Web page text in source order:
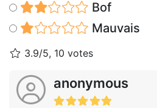
Bof
Mauvais
3.9/5, 10 votes
anonymous